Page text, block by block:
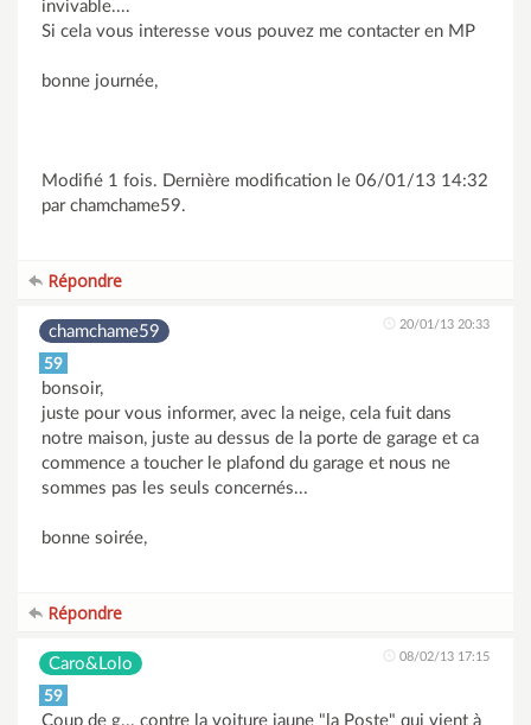
invivable....
Si cela vous interesse vous pouvez me contacter en MP
bonne journée,
Modifié 1 fois. Dernière modification le 06/01/13 14:32
par chamchame59.
Répondre
chamchame59 20/01/13 20:33
59
bonsoir,
juste pour vous informer, avec la neige, cela fuit dans
notre maison, juste au dessus de la porte de garage et ca
commence a toucher le plafond du garage et nous ne
sommes pas les seuls concernés...
bonne soirée,
Répondre
Caro&Lolo 08/02/13 17:15
59
Coup de g... contre la voiture jaune "la Poste" qui vient à